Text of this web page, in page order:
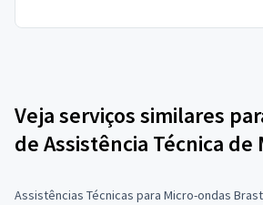
Veja serviços similares
de Assistência Técnica de
Assistências Técnicas para Micro-ondas